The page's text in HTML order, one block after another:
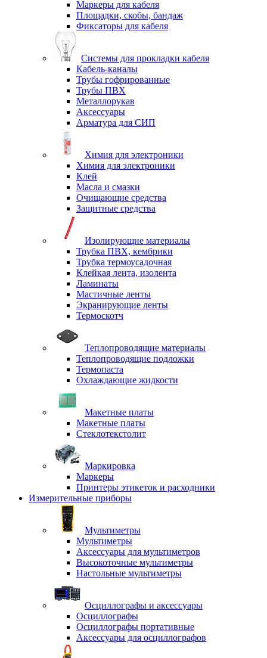
Маркеры для кабеля
Площадки, скобы, бандаж
Фиксаторы для кабеля
Системы для прокладки кабеля
Кабель-каналы
Трубы гофрированные
Трубы ПВХ
Металлорукав
Аксессуары
Арматура для СИП
Химия для электроники
Химия для электроники
Клей
Масла и смазки
Очищающие средства
Защитные средства
Изолирующие материалы
Трубка ПВХ, кембрики
Трубка термоусадочная
Клейкая лента, изолента
Ламинаты
Мастичные ленты
Экранирующие ленты
Термоскотч
Теплопроводящие материалы
Теплопроводящие подложки
Термопаста
Охлаждающие жидкости
Макетные платы
Макетные платы
Стеклотекстолит
Маркировка
Маркеры
Принтеры этикеток и расходники
Измерительные приборы
Мультиметры
Мультиметры
Аксессуары для мультиметров
Высокоточные мультиметры
Настольные мультиметры
Осциллографы и аксессуары
Осциллографы
Осциллографы портативные
Аксессуары для осциллографов